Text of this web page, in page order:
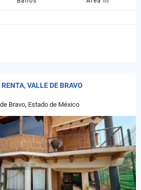
VALLE DE BRAVO
Bravo, Estado de México